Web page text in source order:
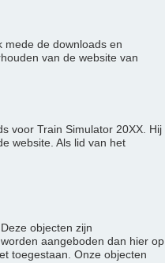
mede de downloads en
van de website van
voor Train Simulator 20XX. Hij
website. Als lid van het
objecten zijn
aangeboden dan hier op
toegestaan. Onze objecten